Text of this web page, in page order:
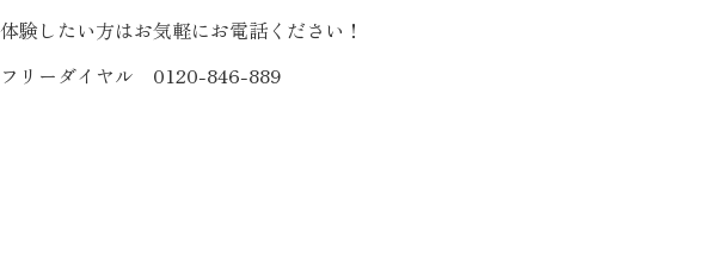
体験したい方はお気軽にお電話ください！
フリーダイヤル 0120-846-889